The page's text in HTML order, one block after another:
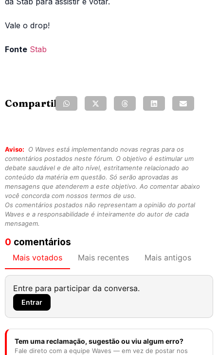
Vale o drop!
Fonte Stab
Compartilhe:
Aviso:
O Waves está implementando novas regras para os
comentários postados neste fórum. O objetivo é estimular um
debate saudável e de alto nível, estritamente relacionado ao
conteúdo da matéria em questão. Só serão aprovadas as
mensagens que atenderem a este objetivo. Ao comentar abaixo
você concorda com nossos termos de uso.
Os comentários postados não representam a opinião do portal
Waves e a responsabilidade é inteiramente do autor de cada
mensagem.
0 comentários
Mais votados Mais recentes Mais antigos
Entre para participar da conversa.
Entrar
Tem uma reclamação, sugestão ou viu algum erro?
Fale direto com a equipe Waves — em vez de postar nos